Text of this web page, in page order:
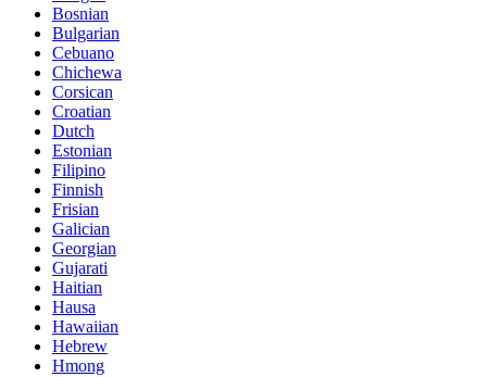
Bosnian
Bulgarian
Cebuano
Chichewa
Corsican
Croatian
Dutch
Estonian
Filipino
Finnish
Frisian
Galician
Georgian
Gujarati
Haitian
Hausa
Hawaiian
Hebrew
Hmong